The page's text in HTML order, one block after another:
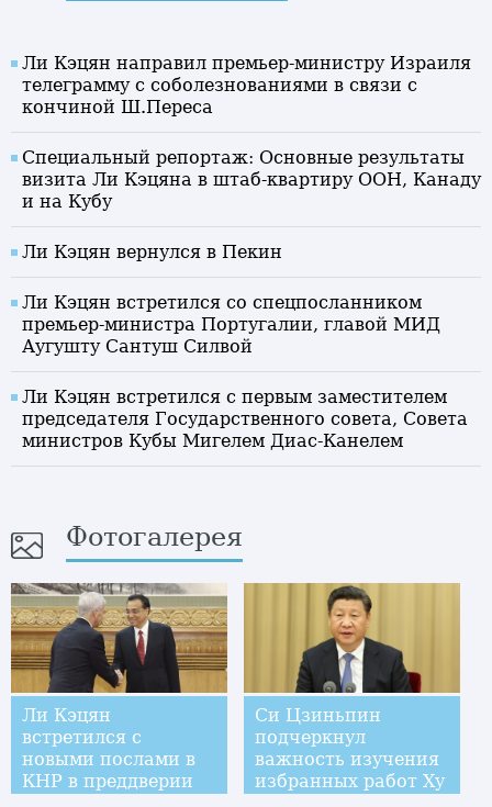
Ли Кэцян направил премьер-министру Израиля
телеграмму с соболезнованиями в связи с
кончиной Ш.Переса
Специальный репортаж: Основные результаты
визита Ли Кэцяна в штаб-квартиру ООН, Канаду
и на Кубу
Ли Кэцян вернулся в Пекин
Ли Кэцян встретился со спецпосланником
премьер-министра Португалии, главой МИД
Аугушту Сантуш Силвой
Ли Кэцян встретился с первым заместителем
председателя Государственного совета, Совета
министров Кубы Мигелем Диас-Канелем
Фотогалерея
Ли Кэцян
встретился с
новыми послами в
КНР в преддверии
Си Цзиньпин
подчеркнул
важность изучения
избранных работ Ху